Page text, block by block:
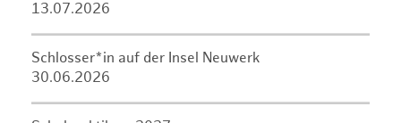
13.07.2026
Schlosser*in auf der Insel Neuwerk
30.06.2026